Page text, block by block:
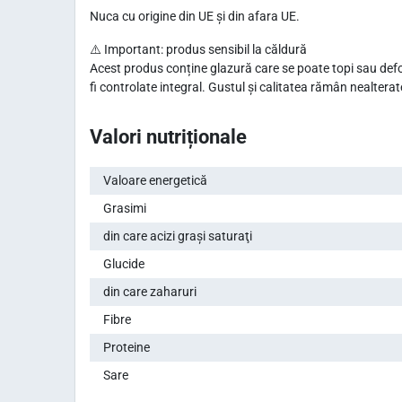
Nuca cu origine din UE și din afara UE.
⚠️ Important: produs sensibil la căldură
Acest produs conține glazură care se poate topi sau
fi controlate integral. Gustul și calitatea rămân
Valori nutriționale
Valoare energetică
Grasimi
din care acizi graşi saturaţi
Glucide
din care zaharuri
Fibre
Proteine
Sare